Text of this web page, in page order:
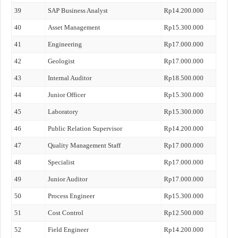
39 SAP Business Analyst Rp14.200.000
40 Asset Management Rp15.300.000
41 Engineering Rp17.000.000
42 Geologist Rp17.000.000
43 Internal Auditor Rp18.500.000
44 Junior Officer Rp15.300.000
45 Laboratory Rp15.300.000
46 Public Relation Supervisor Rp14.200.000
47 Quality Management Staff Rp17.000.000
48 Specialist Rp17.000.000
49 Junior Auditor Rp17.000.000
50 Process Engineer Rp15.300.000
51 Cost Control Rp12.500.000
52 Field Engineer Rp14.200.000